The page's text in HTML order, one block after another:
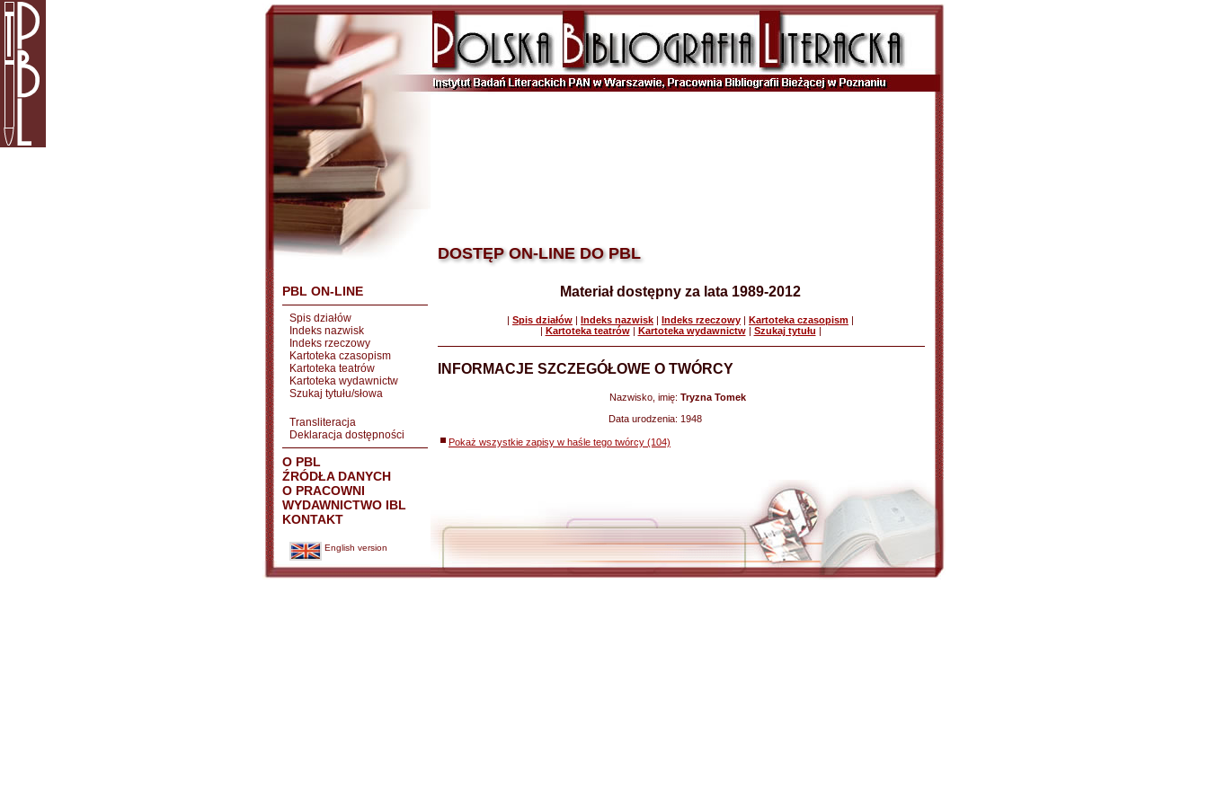
PBL ON-LINE
Spis działów
Indeks nazwisk
Indeks rzeczowy
Kartoteka czasopism
Kartoteka teatrów
Kartoteka wydawnictw
Szukaj tytułu/słowa
Transliteracja
Deklaracja dostępności
O PBL
ŹRÓDŁA DANYCH
O PRACOWNI
WYDAWNICTWO IBL
KONTAKT
English version
DOSTĘP ON-LINE DO PBL
Materiał dostępny za lata 1989-2012
| Spis działów | Indeks nazwisk | Indeks rzeczowy | Kartoteka czasopism |
| Kartoteka teatrów| Kartoteka wydawnictw| Szukaj tytułu |
INFORMACJE SZCZEGÓŁOWE O TWÓRCY
Nazwisko, imię: Tryzna Tomek
Data urodzenia: 1948
Pokaż wszystkie zapisy w haśle tego twórcy (104)